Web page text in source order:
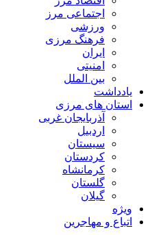
اجتماعی مرز
ورزشی
فرهنگ مرزی
ایران
امنیتی
بین الملل
یادداشت
استان های مرزی
آذربایجان غربی
اردبیل
سیستان
کردستان
کرمانشاه
گلستان
گیلان
ویژه
اتباع و مهاجرین